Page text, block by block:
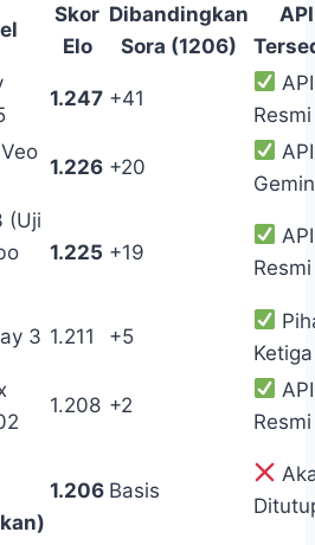
Skor
Elo
Dibandingkan
Sora (1206)
API
1.247 +41
API
Resmi
1.226 +20
API
(Uji
1.225 +19
API
Resmi
3 1.211 +5
Ketiga
1.208 +2
API
Resmi
1.206 Basis